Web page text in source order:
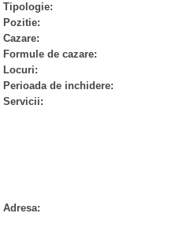
Tipologie:
Pozitie:
Cazare:
Formule de cazare:
Locuri:
Perioada de inchidere:
Servicii:
Adresa: